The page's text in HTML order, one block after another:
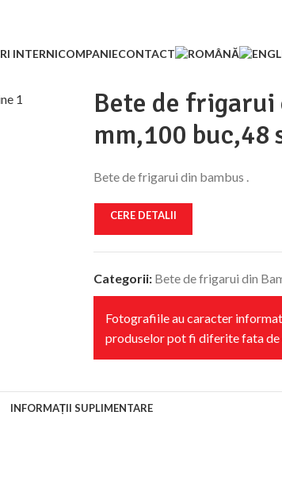
INTERNICOMPANIECONTACT
Bete de frigarui
mm,100 buc,48
Bete de frigarui din bambus .
CERE DETALII
Categorii: Bete de frigarui din
Fotografiile au caracter
produselor pot fi diferite fata
INFORMAȚII SUPLIMENTARE